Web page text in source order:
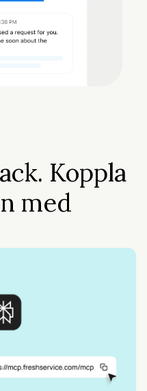
Koppla
med